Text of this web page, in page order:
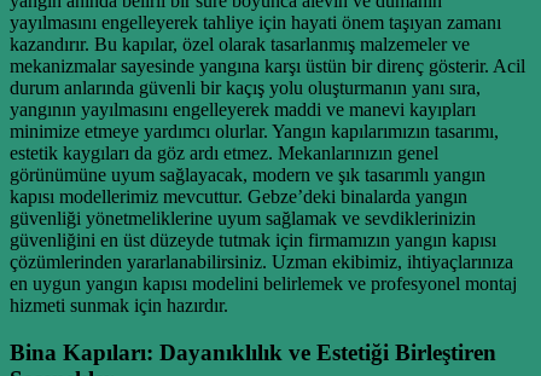
yayılmasını engelleyerek tahliye için hayati önem taşıyan zamanı
kazandırır. Bu kapılar, özel olarak tasarlanmış malzemeler ve
mekanizmalar sayesinde yangına karşı üstün bir direnç gösterir. Acil
durum anlarında güvenli bir kaçış yolu oluşturmanın yanı sıra,
yangının yayılmasını engelleyerek maddi ve manevi kayıpları
minimize etmeye yardımcı olurlar. Yangın kapılarımızın tasarımı,
estetik kaygıları da göz ardı etmez. Mekanlarınızın genel
görünümüne uyum sağlayacak, modern ve şık tasarımlı yangın
kapısı modellerimiz mevcuttur. Gebze’deki binalarda yangın
güvenliği yönetmeliklerine uyum sağlamak ve sevdiklerinizin
güvenliğini en üst düzeyde tutmak için firmamızın yangın kapısı
çözümlerinden yararlanabilirsiniz. Uzman ekibimiz, ihtiyaçlarınıza
en uygun yangın kapısı modelini belirlemek ve profesyonel montaj
hizmeti sunmak için hazırdır.
Bina Kapıları: Dayanıklılık ve Estetiği Birleştiren